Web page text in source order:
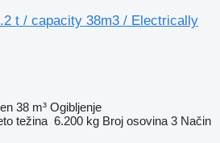
t / capacity 38m3 / Electrically
38 m³ Ogibljenje
težina 6.200 kg Broj osovina 3 Način